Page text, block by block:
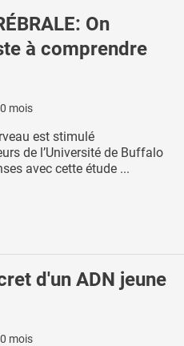
On
à comprendre
mois
est stimulé
de l’Université de Buffalo
avec cette étude ...
d'un ADN jeune
mois